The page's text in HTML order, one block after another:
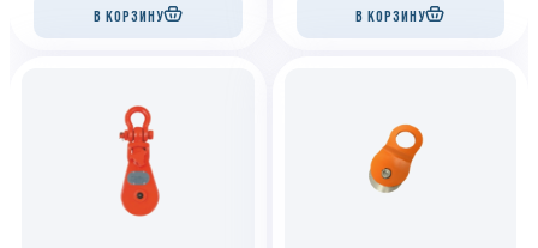
В КОРЗИНУ В КОРЗИНУ